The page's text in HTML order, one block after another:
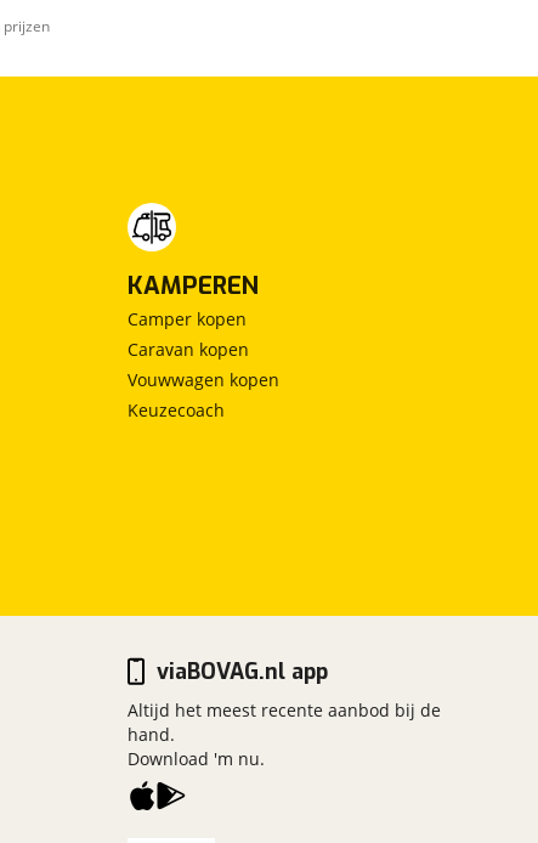
KAMPEREN
Camper kopen
Caravan kopen
Vouwwagen kopen
Keuzecoach
viaBOVAG.nl app
Altijd het meest recente aanbod bij de
hand.
Download 'm nu.